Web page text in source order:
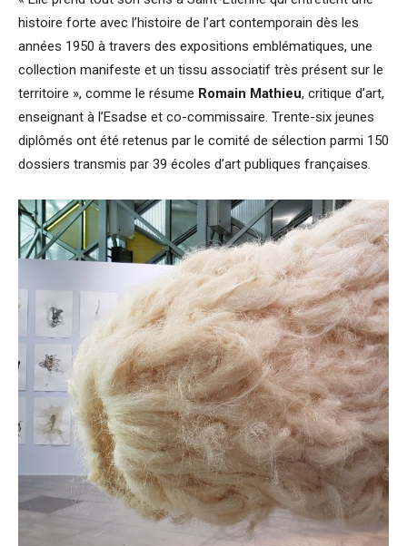
histoire forte avec l’histoire de l’art contemporain dès les
années 1950 à travers des expositions emblématiques, une
collection manifeste et un tissu associatif très présent sur le
territoire », comme le résume Romain Mathieu, critique d’art,
enseignant à l’Esadse et co-commissaire. Trente-six jeunes
diplômés ont été retenus par le comité de sélection parmi 150
dossiers transmis par 39 écoles d’art publiques françaises.